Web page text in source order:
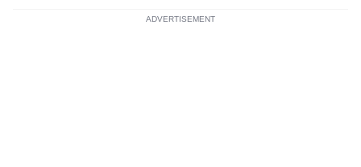
ADVERTISEMENT